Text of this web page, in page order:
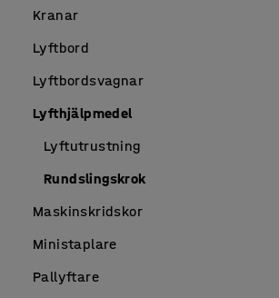
Kranar
Lyftbord
Lyftbordsvagnar
Lyfthjälpmedel
Lyftutrustning
Rundslingskrok
Maskinskridskor
Ministaplare
Pallyftare